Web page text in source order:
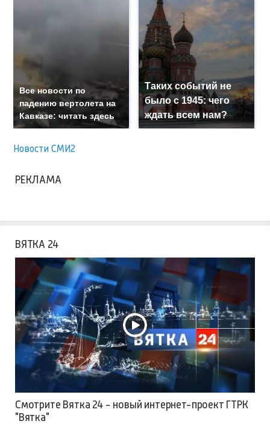
Все новости по
падению вертолета на
Кавказе: читать здесь
Таких событий не
было с 1945: чего
ждать всем нам?
Новости СМИ2
РЕКЛАМА
ВЯТКА 24
Смотрите Вятка 24 - новый интернет-проект ГТРК
"Вятка"